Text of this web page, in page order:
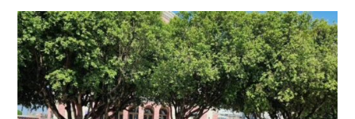
Marcha da Família Contra o Aborto. O evento, que
aconteceu simultaneamente em várias cidades
brasileiras, saiu da Praça do Congresso, no Centro, em
direção ao Largo São Sebastião, em frente ao Teatro …